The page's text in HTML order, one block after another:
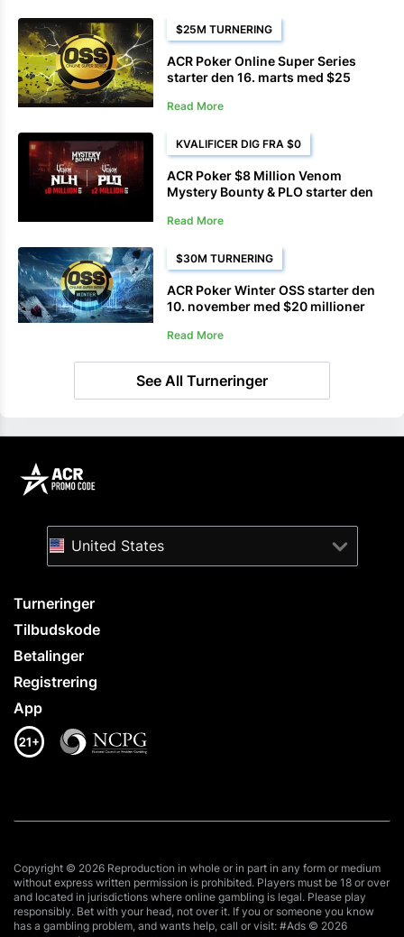
$25M TURNERING
ACR Poker Online Super Series
starter den 16. marts med $25
Read More
KVALIFICER DIG FRA $0
ACR Poker $8 Million Venom
Mystery Bounty & PLO starter den
Read More
$30M TURNERING
ACR Poker Winter OSS starter den
10. november med $20 millioner
Read More
See All Turneringer
Turneringer
Tilbudskode
Betalinger
Registrering
App
United States
Copyright © 2026 Reproduction in whole or in part in any form or medium
without express written permission is prohibited. Players must be 18 or over
and located in jurisdictions where online gambling is legal. Please play
responsibly. Bet with your head, not over it. If you or someone you know
has a gambling problem, and wants help, call or visit: #Ads © 2026